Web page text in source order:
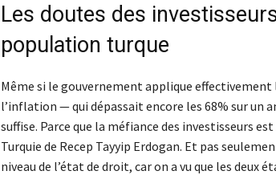
Les doutes des
population turque
Même si le gouvernement applique
l’inflation — qui dépassait encore les 68% sur un
suffise. Parce que la méfiance des investisseurs
Turquie de Recep Tayyip Erdogan. Et pas
niveau de l’état de droit, car on a vu que les deux